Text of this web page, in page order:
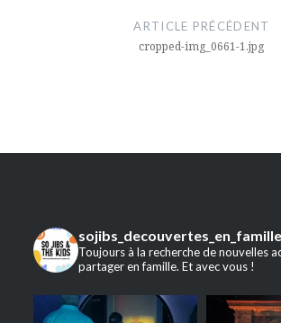
ARTICLE PRÉCÉDENT
cropped-img_0661-1.jpg
sojibs_decouvertes_en_famille
Toujours à la recherche de nouvelles
partager en famille. Et avec vous !